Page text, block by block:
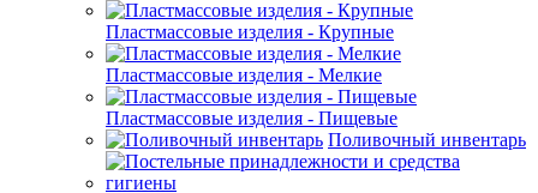
Пластмассовые изделия - Крупные
Пластмассовые изделия - Мелкие
Пластмассовые изделия - Пищевые
Поливочный инвентарь